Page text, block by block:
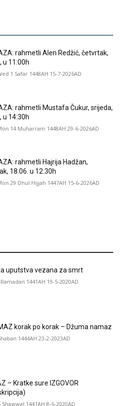
rahmetli Alen Redžić, četvrtak,
u 11:00h
1 Safar 1448AH 15-7-2026AD
rahmetli Mustafa Čukur, srijeda,
u 14:30h
14 Muharram 1448AH 29-6-2026AD
rahmetli Hajrija Hadžan,
18.06. u 12:30h
29 Dhul Hijjah 1447AH 15-6-2026AD
uputstva vezana za smrt
1441AH 19-5-2020AD
korak po korak – Džuma namaz
1444AH 23-2-2023AD
– Kratke sure IZGOVOR
1441AH 8-6-2020AD